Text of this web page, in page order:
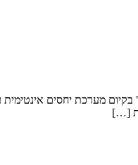
מערכת יחסים אינטימית
[…]